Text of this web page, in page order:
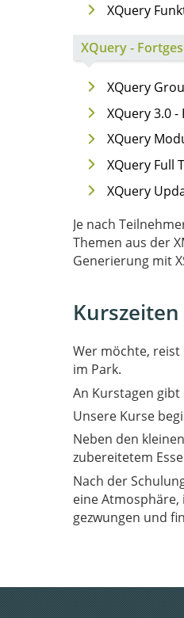
XQuery
XQuery -
XQuery
XQuery 3.0
XQuery
XQuery Full
XQuery
Je nach
Themen aus der XML Welt ergänzt werden.
Generierung mit
Kurszeiten
Wer möchte, reist
im Park.
An Kurstagen gibt
Unsere Kurse
Neben den
zubereitetem
Nach der
eine Atmosphäre, in der Fachleute sich
gezwungen und